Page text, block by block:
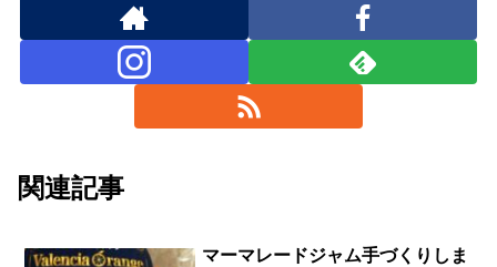
関連記事
マーマレードジャム手づくりしま